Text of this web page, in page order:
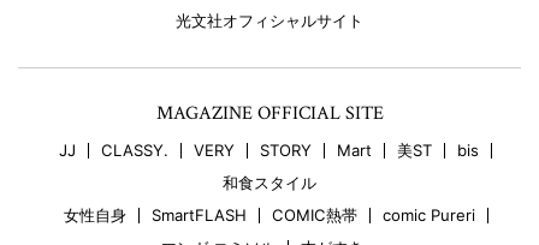
光文社オフィシャルサイト
MAGAZINE OFFICIAL SITE
JJ CLASSY. VERY STORY Mart 美ST
bis
和食スタイル
女性自身
SmartFLASH COMIC熱帯
comic Pureri